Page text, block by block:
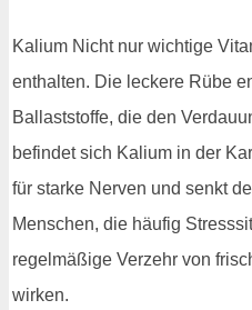
Kalium Nicht nur wichtige
enthalten. Die leckere Rübe
Ballaststoffe, die den
befindet sich Kalium in der
für starke Nerven und senkt
Menschen, die häufig
regelmäßige Verzehr von
wirken.